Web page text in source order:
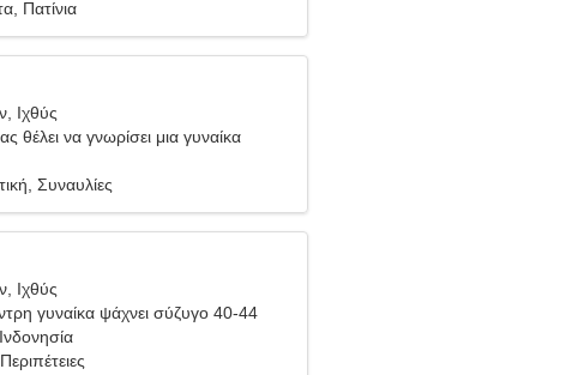
Πατίνια
Ιχθύς
θέλει να γνωρίσει μια γυναίκα
Συναυλίες
Ιχθύς
γυναίκα ψάχνει σύζυγο 40-44